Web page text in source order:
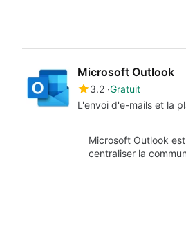
Microsoft Outlook
3.2 Gratuit
L'envoi d'e-mails et la
Microsoft Outlook
centraliser la